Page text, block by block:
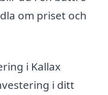
om priset och
i Kallax
i ditt